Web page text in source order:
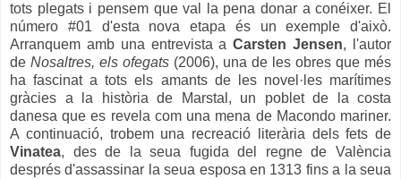
tots plegats i pensem que val la pena donar a conéixer. El
número #01 d'esta nova etapa és un exemple d'això.
Arranquem amb una entrevista aCarsten Jensen, l'autor
de Nosaltres, els ofegats (2006), una de les obres que més
ha fascinat a tots els amants de les novel·les marítimes
gràcies a la història de Marstal, un poblet de la costa
danesa que es revela com una mena de Macondo mariner.
A continuació, trobem una recreació literària dels fets de
Vinatea, des de la seua fugida del regne de València
després d'assassinar la seua esposa en 1313 fins a la seua